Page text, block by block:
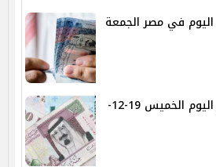
في مصر الجمعة
سعر الريال السعودي اليوم الخميس 19-12-